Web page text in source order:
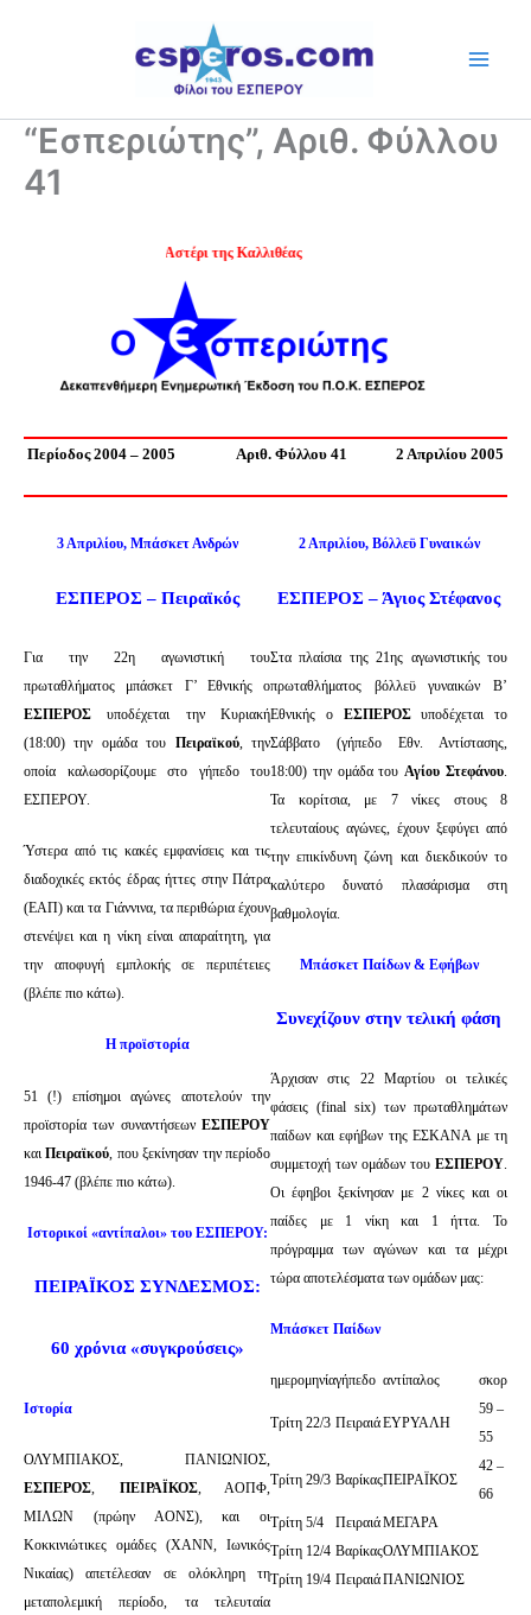
“Εσπεριώτης”, Αριθ. Φύλλου
41
Ψηλά το Αστέρι της Καλλιθέας
Περίοδος 2004 – 2005 Αριθ. Φύλλου 41 2 Απριλίου 2005
3 Απριλίου, Μπάσκετ Ανδρών
ΕΣΠΕΡΟΣ – Πειραϊκός
Για την 22η αγωνιστική του
πρωταθλήματος μπάσκετ Γ’ Εθνικής ο
ΕΣΠΕΡΟΣ υποδέχεται την Κυριακή
(18:00) την ομάδα του Πειραϊκού, την
οποία καλωσορίζουμε στο γήπεδο του
ΕΣΠΕΡΟΥ.
Ύστερα από τις κακές εμφανίσεις και τις
διαδοχικές εκτός έδρας ήττες στην Πάτρα
(ΕΑΠ) και τα Γιάννινα, τα περιθώρια έχουν
στενέψει και η νίκη είναι απαραίτητη, για
την αποφυγή εμπλοκής σε περιπέτειες
(βλέπε πιο κάτω).
Η προϊστορία
51 (!) επίσημοι αγώνες αποτελούν την
προϊστορία των συναντήσεων ΕΣΠΕΡΟΥ
καιΠειραϊκού , που ξεκίνησαν την περίοδο
1946-47 (βλέπε πιο κάτω).
Ιστορικοί «αντίπαλοι» του ΕΣΠΕΡΟΥ:
ΠΕΙΡΑΪΚΟΣ ΣΥΝΔΕΣΜΟΣ:
60 χρόνια «συγκρούσεις»
Ιστορία
ΟΛΥΜΠΙΑΚΟΣ, ΠΑΝΙΩΝΙΟΣ,
ΕΣΠΕΡΟΣ, ΠΕΙΡΑΪΚΟΣ, ΑΟΠΦ,
ΜΙΛΩΝ (πρώην ΑΟΝΣ), και οι
Κοκκινιώτικες ομάδες (ΧΑΝΝ, Ιωνικός
Νικαίας) απετέλεσαν σε ολόκληρη τη
μεταπολεμική περίοδο, τα τελευταία
2 Απριλίου, Βόλλεϋ Γυναικών
ΕΣΠΕΡΟΣ – Άγιος Στέφανος
Στα πλαίσια της 21ης αγωνιστικής του
πρωταθλήματος βόλλεϋ γυναικών Β’
Εθνικής ο ΕΣΠΕΡΟΣυποδέχεται το
Σάββατο (γήπεδο Εθν. Αντίστασης,
18:00) την ομάδα τουΑγίου Στεφάνου.
Τα κορίτσια, με 7 νίκες στους 8
τελευταίους αγώνες, έχουν ξεφύγει από
την επικίνδυνη ζώνη και διεκδικούν το
καλύτερο δυνατό πλασάρισμα στη
βαθμολογία.
Μπάσκετ Παίδων & Εφήβων
Συνεχίζουν στην τελική φάση
Άρχισαν στις 22 Μαρτίου οι τελικές
φάσεις (final six) των πρωταθλημάτων
παίδων και εφήβων της ΕΣΚΑΝΑ με τη
συμμετοχή των ομάδων του ΕΣΠΕΡΟΥ.
Οι έφηβοι ξεκίνησαν με 2 νίκες και οι
παίδες με 1 νίκη και 1 ήττα. Το
πρόγραμμα των αγώνων και τα μέχρι
τώρα αποτελέσματα των ομάδων μας:
Μπάσκετ Παίδων
ημερομηνίαγήπεδο αντίπαλος σκορ
Τρίτη 22/3 ΠειραιάΕΥΡΥΑΛΗ
59 –
55
Τρίτη 29/3 ΒαρίκαςΠΕΙΡΑΪΚΟΣ
42 –
66
Τρίτη 5/4
ΠειραιάΜΕΓΑΡΑ
Τρίτη 12/4 ΒαρίκαςΟΛΥΜΠΙΑΚΟΣ
Τρίτη 19/4 ΠειραιάΠΑΝΙΩΝΙΟΣ